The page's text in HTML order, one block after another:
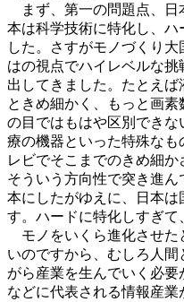
まず、第一の問題点、日
本は科学技術に特化し、ハ
した。さすがモノづくり
はの視点でハイレベルな挑
出してきました。たとえ
ときめ細かく、もっと画
の目ではもはや区別でき
療の機器といった特殊な
レビでそこまでのきめ細
そういう方向性で突き進
本にしたがゆえに、日本
す。ハードに特化しすぎて
モノをいくら進化させた
いのですから、むしろ人
がら産業を生んでいく必
などに代表される情報産